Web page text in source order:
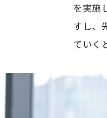
を実施
すし、
ていく